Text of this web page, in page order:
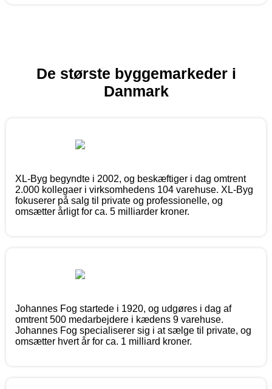
De største byggemarkeder i
Danmark
XL-Byg begyndte i 2002, og beskæftiger i dag omtrent
2.000 kollegaer i virksomhedens 104 varehuse. XL-Byg
fokuserer på salg til private og professionelle, og
omsætter årligt for ca. 5 milliarder kroner.
Johannes Fog startede i 1920, og udgøres i dag af
omtrent 500 medarbejdere i kædens 9 varehuse.
Johannes Fog specialiserer sig i at sælge til private, og
omsætter hvert år for ca. 1 milliard kroner.